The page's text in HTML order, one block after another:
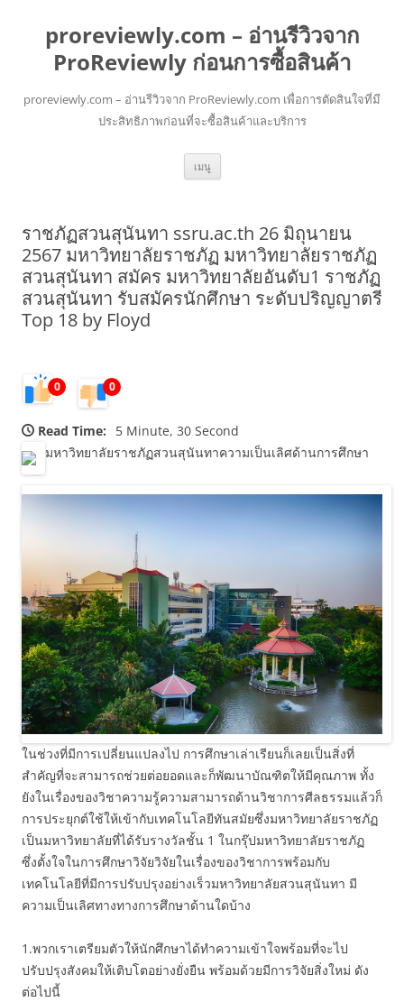
proreviewly.com – อ่านรีวิวจาก
ProReviewly ก่อนการซื้อสินค้า
proreviewly.com – อ่านรีวิวจาก ProReviewly.com เพื่อการตัดสินใจที่มี
ประสิทธิภาพก่อนที่จะซื้อสินค้าและบริการ
เมนู ข้าม
ยัง
ราชภัฏสวนสุนันทา ssru.ac.th 26 มิถุนายน
2567 มหาวิทยาลัยราชภัฏ มหาวิทยาลัยราชภัฏ
สวนสุนันทา สมัคร มหาวิทยาลัยอันดับ1 ราชภัฏ
สวนสุนันทา รับสมัครนักศึกษา ระดับปริญญาตรี
Top 18 by Floyd
0 0
Read Time:
5 Minute, 30 Second
มหาวิทยาลัยราชภัฏสวนสุนันทาความเป็นเลิศด้านการศึกษา
ในช่วงที่มีการเปลี่ยนแปลงไป การศึกษาเล่าเรียนก็เลยเป็นสิ่งที่
สำคัญที่จะสามารถช่วยต่อยอดและก็พัฒนาบัณฑิตให้มีคุณภาพ ทั้ง
ยังในเรื่องของวิชาความรู้ความสามารถด้านวิชาการศีลธรรมแล้วก็
การประยุกต์ใช้ให้เข้ากับเทคโนโลยีทันสมัยซึ่งมหาวิทยาลัยราชภัฏ
เป็นมหาวิทยาลัยที่ได้รับรางวัลชั้น 1 ในกรุ๊ปมหาวิทยาลัยราชภัฏ
ซึ่งตั้งใจในการศึกษาวิจัยวิจัยในเรื่องของวิชาการพร้อมกับ
เทคโนโลยีที่มีการปรับปรุงอย่างเร็วมหาวิทยาลัยสวนสุนันทา มี
ความเป็นเลิศทางทางการศึกษาด้านใดบ้าง
1.พวกเราเตรียมตัวให้นักศึกษาได้ทำความเข้าใจพร้อมที่จะไป
ปรับปรุงสังคมให้เติบโตอย่างยั่งยืน พร้อมด้วยมีการวิจัยสิ่งใหม่ ดัง
ต่อไปนี้